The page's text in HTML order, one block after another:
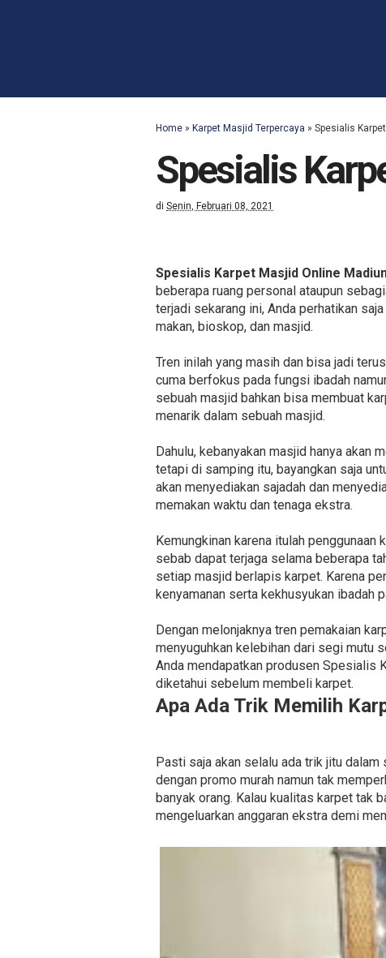
Home » Karpet Masjid Terpercaya » Spesialis
Spesialis
di Senin, Februari 08, 2021
Spesialis Karpet Masjid Online
beberapa ruang personal ataupun
terjadi sekarang ini, Anda perhatikan
makan, bioskop, dan masjid.
Tren inilah yang masih dan bisa jadi
cuma berfokus pada fungsi ibadah
sebuah masjid bahkan bisa membuat
menarik dalam sebuah masjid.
Dahulu, kebanyakan masjid hanya akan
tetapi di samping itu, bayangkan saja
akan menyediakan sajadah dan
memakan waktu dan tenaga ekstra.
Kemungkinan karena itulah
sebab dapat terjaga selama beberapa
setiap masjid berlapis karpet. Karena
kenyamanan serta kekhusyukan ibadah
Dengan melonjaknya tren pemakaian
menyuguhkan kelebihan dari segi mutu
Anda mendapatkan produsen Spesialis
diketahui sebelum membeli karpet.
Apa Ada Trik Memilih
Pasti saja akan selalu ada trik jitu
dengan promo murah namun tak
banyak orang. Kalau kualitas karpet tak
mengeluarkan anggaran ekstra demi